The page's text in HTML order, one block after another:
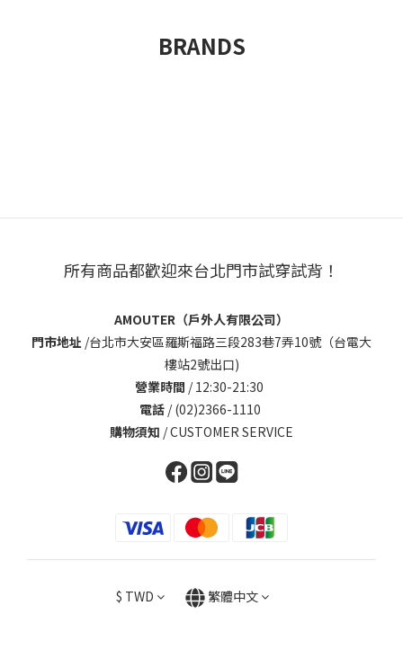
BRANDS
所有商品都歡迎來台北門市試穿試背！
AMOUTER（戶外人有限公司）
門市地址 /台北市大安區羅斯福路三段283巷7弄10號（台電大
樓站2號出口)
營業時間 / 12:30-21:30
電話 / (02)2366-1110
購物須知 /CUSTOMER SERVICE
$ TWD 繁體中文